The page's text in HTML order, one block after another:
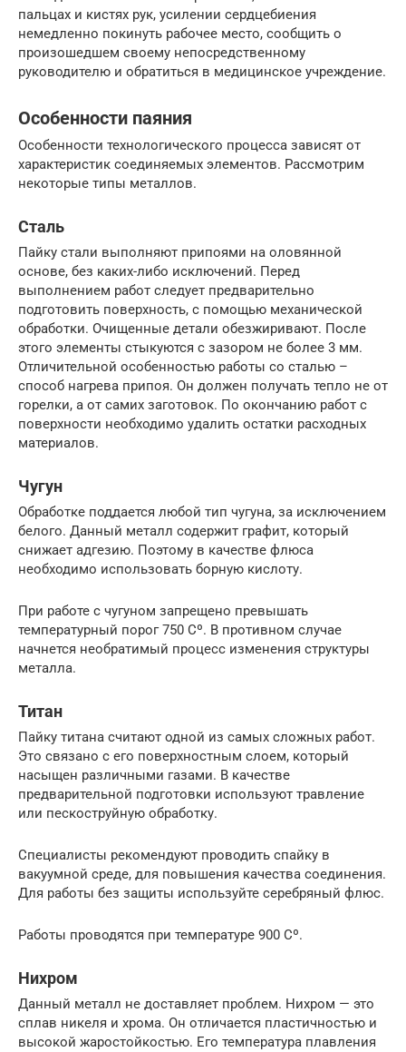
пальцах и кистях рук, усилении сердцебиения
немедленно покинуть рабочее место, сообщить о
произошедшем своему непосредственному
руководителю и обратиться в медицинское учреждение.
Особенности паяния
Особенности технологического процесса зависят от
характеристик соединяемых элементов. Рассмотрим
некоторые типы металлов.
Сталь
Пайку стали выполняют припоями на оловянной
основе, без каких-либо исключений. Перед
выполнением работ следует предварительно
подготовить поверхность, с помощью механической
обработки. Очищенные детали обезжиривают. После
этого элементы стыкуются с зазором не более 3 мм.
Отличительной особенностью работы со сталью –
способ нагрева припоя. Он должен получать тепло не от
горелки, а от самих заготовок. По окончанию работ с
поверхности необходимо удалить остатки расходных
материалов.
Чугун
Обработке поддается любой тип чугуна, за исключением
белого. Данный металл содержит графит, который
снижает адгезию. Поэтому в качестве флюса
необходимо использовать борную кислоту.
При работе с чугуном запрещено превышать
температурный порог 750 Сº. В противном случае
начнется необратимый процесс изменения структуры
металла.
Титан
Пайку титана считают одной из самых сложных работ.
Это связано с его поверхностным слоем, который
насыщен различными газами. В качестве
предварительной подготовки используют травление
или пескоструйную обработку.
Специалисты рекомендуют проводить спайку в
вакуумной среде, для повышения качества соединения.
Для работы без защиты используйте серебряный флюс.
Работы проводятся при температуре 900 Сº.
Нихром
Данный металл не доставляет проблем. Нихром — это
сплав никеля и хрома. Он отличается пластичностью и
высокой жаростойкостью. Его температура плавления